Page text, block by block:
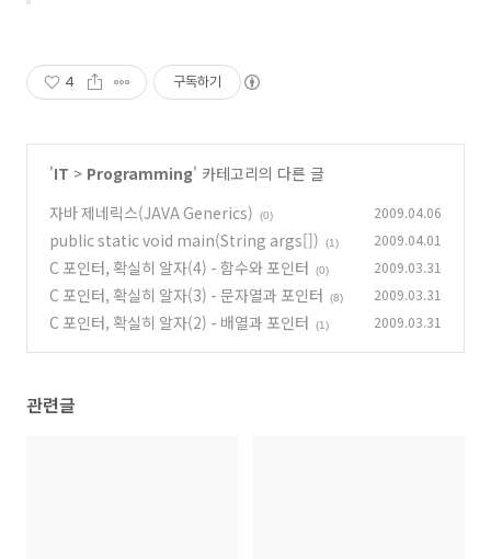
4 구독하기
'IT > Programming' 카테고리의 다른 글
자바 제네릭스(JAVA Generics)
(0) 2009.04.06
public static void main(String args[]) (1) 2009.04.01
C 포인터, 확실히 알자(4) - 함수와 포인터 (0) 2009.03.31
C 포인터, 확실히 알자(3) - 문자열과 포인터 (8) 2009.03.31
C 포인터, 확실히 알자(2) - 배열과 포인터 (1) 2009.03.31
관련글